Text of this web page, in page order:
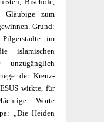
Gläubige zum
Grund:
im
islamischen
unzugänglich
der Kreuz-
wirkte, für
Worte
„Die Heiden